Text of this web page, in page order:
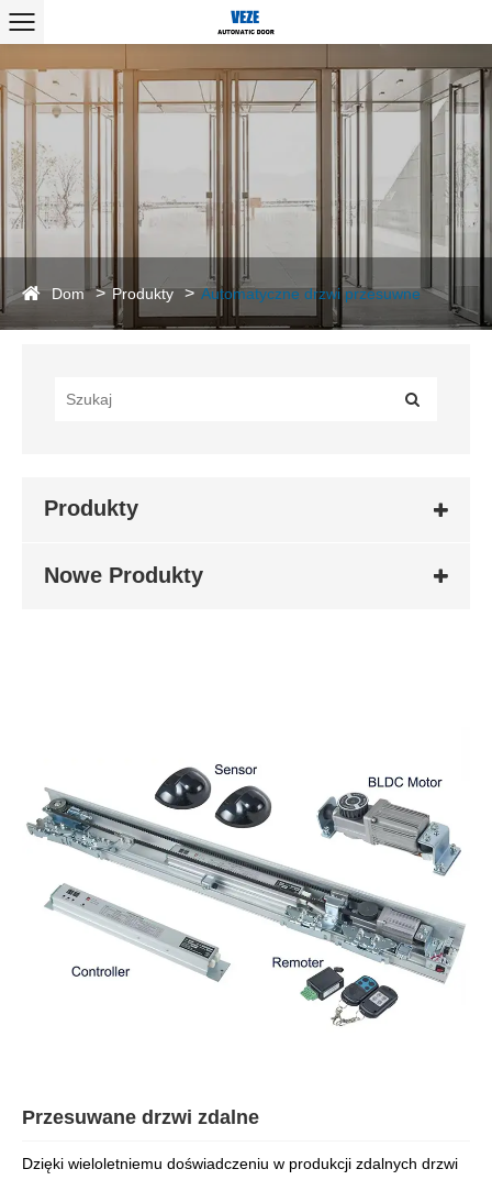
Dom Produkty Automatyczne drzwi przesuwne
Produkty
Nowe Produkty
Przesuwane drzwi zdalne
Dzięki wieloletniemu doświadczeniu w produkcji zdalnych drzwi